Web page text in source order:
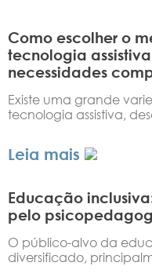
Como escolher o
tecnologia
necessidades
Existe uma grande
tecnologia assistiva,
Leia mais
Educação
pelo
O público-alvo da
diversificado,